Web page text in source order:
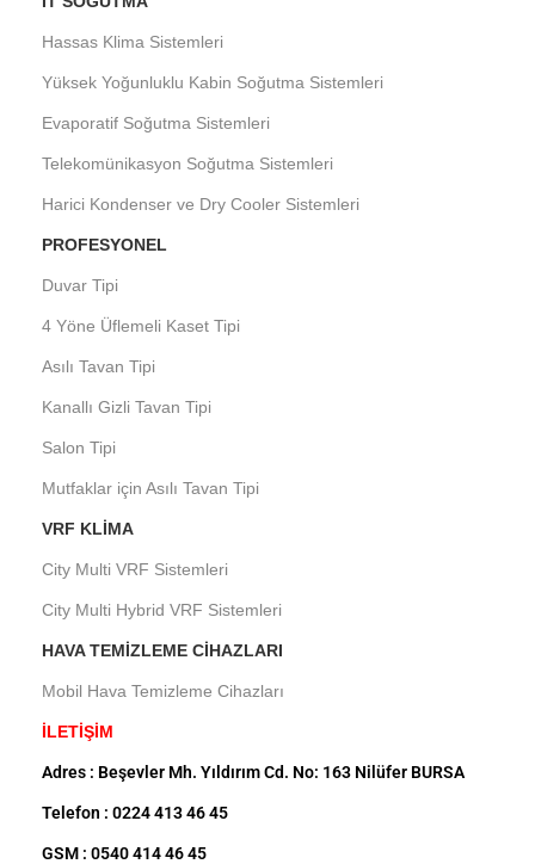
Hassas Klima Sistemleri
Yüksek Yoğunluklu Kabin Soğutma Sistemleri
Evaporatif Soğutma Sistemleri
Telekomünikasyon Soğutma Sistemleri
Harici Kondenser ve Dry Cooler Sistemleri
PROFESYONEL
Duvar Tipi
4 Yöne Üflemeli Kaset Tipi
Asılı Tavan Tipi
Kanallı Gizli Tavan Tipi
Salon Tipi
Mutfaklar için Asılı Tavan Tipi
VRF KLIMA
City Multi VRF Sistemleri
City Multi Hybrid VRF Sistemleri
HAVA TEMIZLEME CIHAZLARI
Mobil Hava Temizleme Cihazları
İLETİŞİM
Adres : Beşevler Mh. Yıldırım Cd. No: 163 Nilüfer BURSA
Telefon : 0224 413 46 45
GSM : 0540 414 46 45